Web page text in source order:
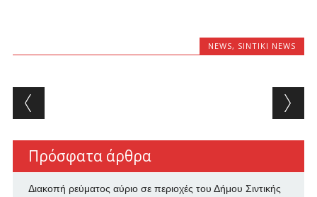
NEWS, SINTIKI NEWS
Post navigation
Πρόσφατα άρθρα
Διακοπή ρεύματος αύριο σε περιοχές του Δήμου Σιντικής